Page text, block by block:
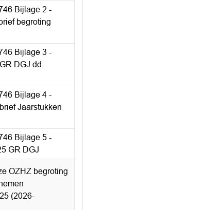
Bijlage 2 -
begroting
Bijlage 3 -
DGJ dd.
Bijlage 4 -
Jaarstukken
Bijlage 5 -
GR DGJ
OZHZ begroting
(2026-